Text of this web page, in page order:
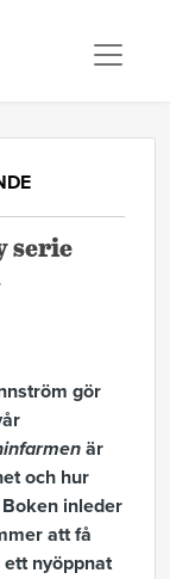
serie
gör
är
och hur
inleder
att få
nyöppnat